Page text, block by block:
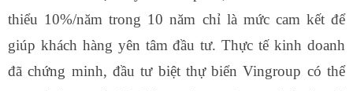
thiểu 10%/năm trong 10 năm chỉ là mức cam kết để
giúp khách hàng yên tâm đầu tư. Thực tế kinh doanh
đã chứng minh, đầu tư biệt thự biển Vingroup có thể